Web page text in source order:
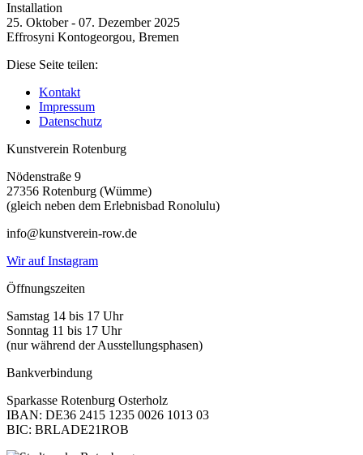
Installation
25. Oktober - 07. Dezember 2025
Effrosyni Kontogeorgou, Bremen
Diese Seite teilen:
Kontakt
Impressum
Datenschutz
Kunstverein Rotenburg
Nödenstraße 9
27356 Rotenburg (Wümme)
(gleich neben dem Erlebnisbad Ronolulu)
info@kunstverein-row.de
Wir auf Instagram
Öffnungszeiten
Samstag 14 bis 17 Uhr
Sonntag 11 bis 17 Uhr
(nur während der Ausstellungsphasen)
Bankverbindung
Sparkasse Rotenburg Osterholz
IBAN: DE36 2415 1235 0026 1013 03
BIC: BRLADE21ROB